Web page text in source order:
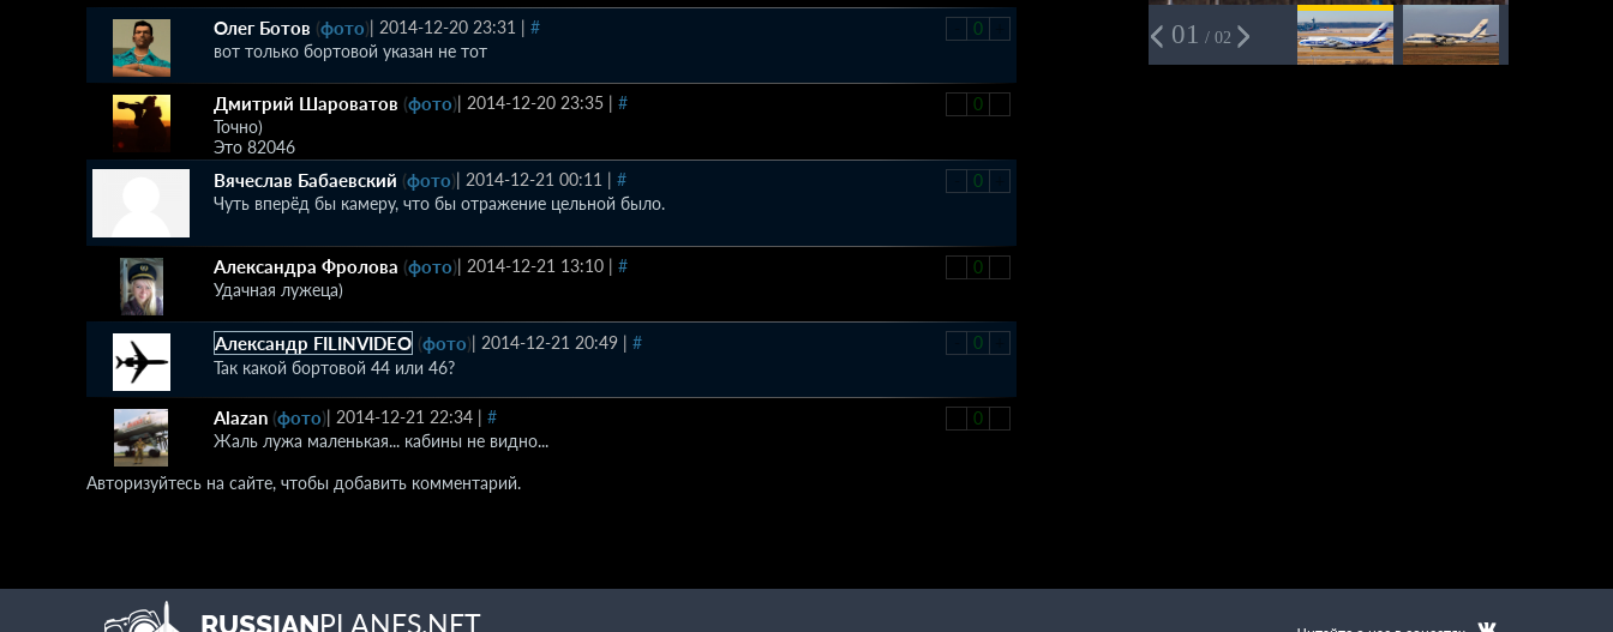
0
Олег Ботов (фото) 2014-12-20 23:31
#
вот только бортовой указан не тот
0
Дмитрий Шароватов (фото) 2014-12-20 23:35
#
Точно)
Это 82046
0
Вячеслав Бабаевский (фото) 2014-12-21 00:11
#
Чуть вперёд бы камеру, что бы отражение цельной было.
0
Александра Фролова (фото)| 2014-12-21 13:10 | #
Удачная лужеца)
0
Александр FILINVIDEO (фото)| 2014-12-21 20:49 | #
Так какой бортовой 44 или 46?
0
Alazan (фото)| 2014-12-21 22:34 | #
Жаль лужа маленькая... кабины не видно...
Авторизуйтесь на сайте, чтобы добавить комментарий.
01 / 02
RUSSIANPLANES.NET